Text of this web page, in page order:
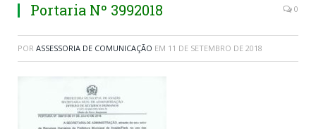
Portaria Nº 3992018 0
POR ASSESSORIA DE COMUNICAÇÃO EM 11 DE SETEMBRO DE 2018